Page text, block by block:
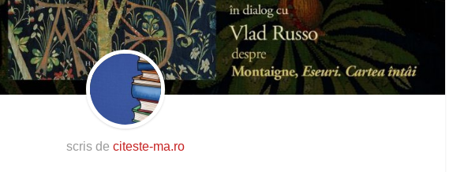
scris de citeste-ma.ro